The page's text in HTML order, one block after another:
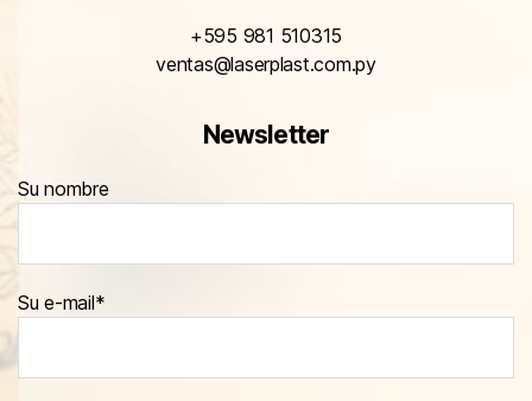
+595 981 510315
ventas@laserplast.com.py
Newsletter
Su nombre
Su e-mail*